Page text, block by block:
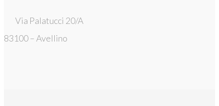
Via Palatucci 20/A
83100 – Avellino